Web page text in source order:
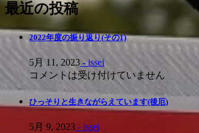
最近の投稿
2022年度の振り返り(その1)
5月 11, 2023 - issei
コメントは受け付けていません
ひっそりと生きながらえています(後厄)
5月 9, 2023 - issei